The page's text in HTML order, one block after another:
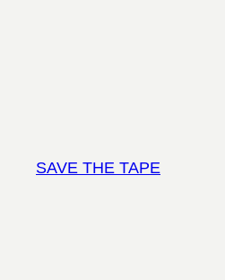
SAVE THE TAPE